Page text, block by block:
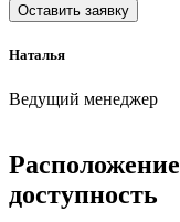
Оставить заявку
Наталья
Ведущий менеджер
доступность